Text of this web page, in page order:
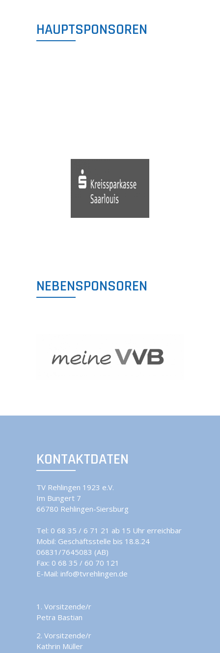
HAUPTSPONSOREN
NEBENSPONSOREN
KONTAKTDATEN
TV Rehlingen 1923 e.V.
Im Bungert 7
66780 Rehlingen-Siersburg
Tel: 0 68 35 / 6 71 21 ab 15 Uhr erreichbar
Mobil: Geschäftsstelle bis 18.8.24
06831/7645083 (AB)
Fax: 0 68 35 / 60 70 121
E-Mail: info@tvrehlingen.de
1. Vorsitzende/r
Petra Bastian
2. Vorsitzende/r
Kathrin Müller